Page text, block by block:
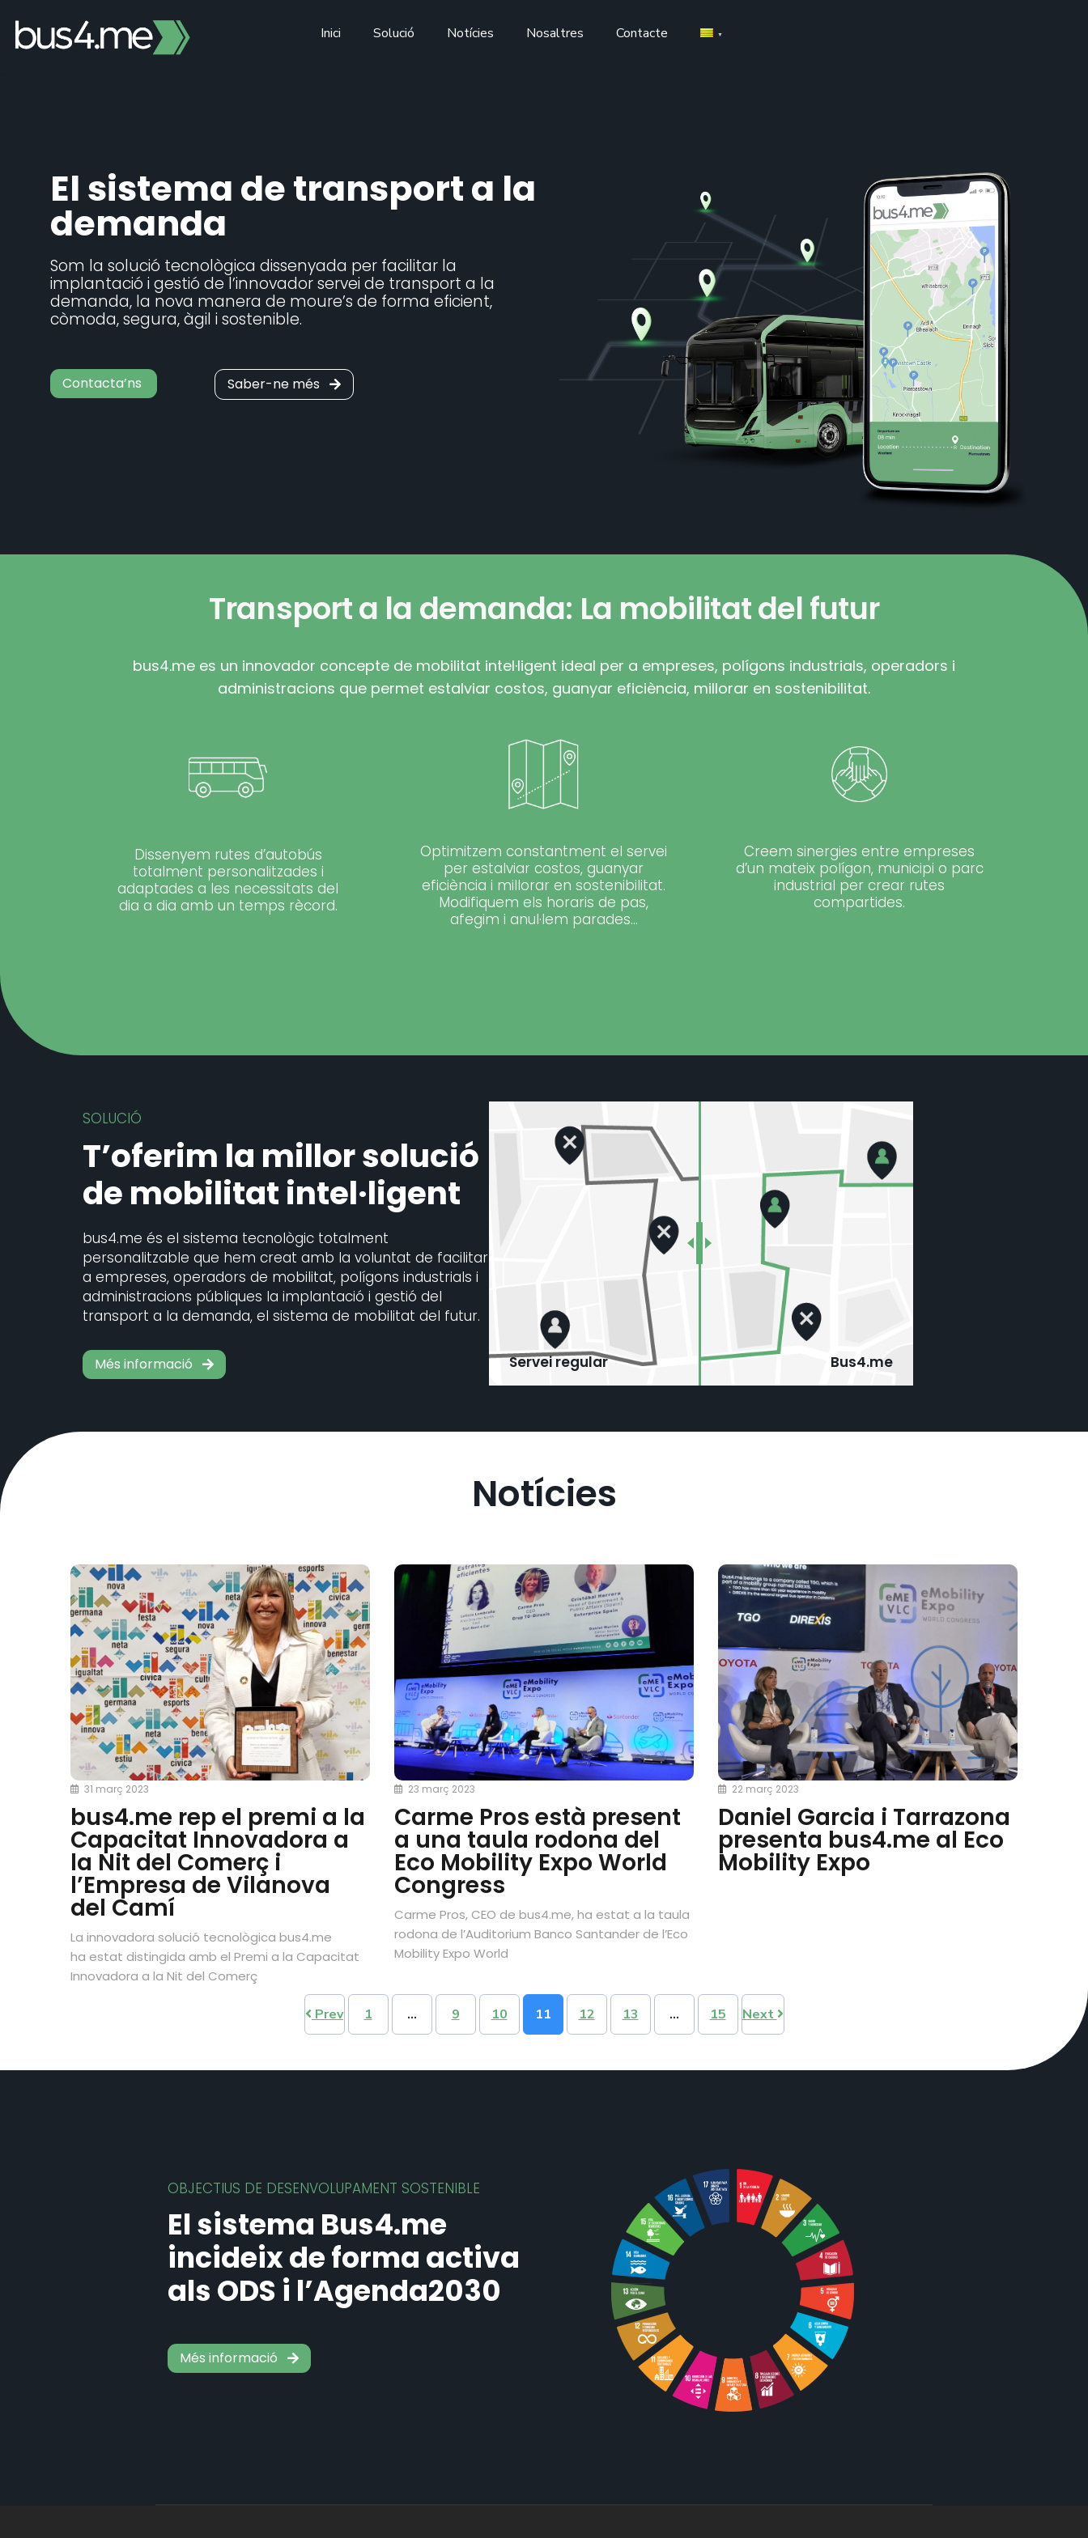
content
Inici Solució Notícies Nosaltres Contacte
El sistema de transport a la
demanda
Som la solució tecnològica dissenyada per facilitar la
implantació i gestió de l’innovador servei de transport a la
demanda, la nova manera de moure’s de forma eficient,
còmoda, segura, àgil i sostenible.
Contacta’ns Saber-ne més
Transport a la demanda: La mobilitat del futur
bus4.me es un innovador concepte de mobilitat intel·ligent ideal per a empreses, polígons industrials, operadors i
administracions que permet estalviar costos, guanyar eficiència, millorar en sostenibilitat.
Dissenyem rutes d’autobús
totalment personalitzades i
adaptades a les necessitats del
dia a dia amb un temps rècord.
Optimitzem constantment el servei
per estalviar costos, guanyar
eficiència i millorar en sostenibilitat.
Modifiquem els horaris de pas,
afegim i anul·lem parades…
Creem sinergies entre empreses
d’un mateix polígon, municipi o parc
industrial per crear rutes
compartides.
SOLUCIÓ
T’oferim la millor solució
de mobilitat intel·ligent
bus4.me és el sistema tecnològic totalment
personalitzable que hem creat amb la voluntat de facilitar
a empreses, operadors de mobilitat, polígons industrials i
administracions públiques la implantació i gestió del
transport a la demanda, el sistema de mobilitat del futur.
Més informació Servei regular Bus4.me
Notícies
31 març 2023
bus4.me rep el premi a la
Capacitat Innovadora a
la Nit del Comerç i
l’Empresa de Vilanova
del Camí
La innovadora solució tecnològica bus4.me
ha estat distingida amb el Premi a la Capacitat
Innovadora a la Nit del Comerç
23 març 2023
Carme Pros està present
a una taula rodona del
Eco Mobility Expo World
Congress
Carme Pros, CEO de bus4.me, ha estat a la taula
rodona de l’Auditorium Banco Santander de l’Eco
Mobility Expo World
22 març 2023
Daniel Garcia i Tarrazona
presenta bus4.me al Eco
Mobility Expo
Prev 1 … 9 10 11 12 13 … 15 Next
OBJECTIUS DE DESENVOLUPAMENT SOSTENIBLE
El sistema Bus4.me
incideix de forma activa
als ODS i l’Agenda2030
Més informació